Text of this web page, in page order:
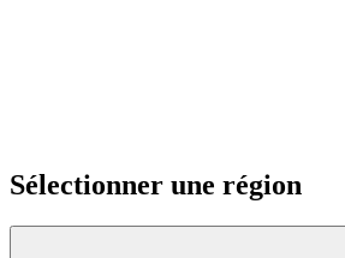
Sélectionner une région